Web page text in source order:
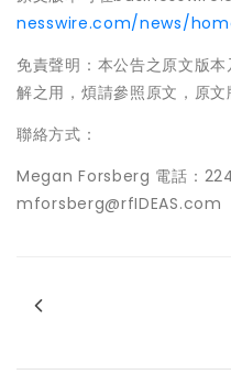
nesswire.com/news/
免責聲明：本公告之原文版
解之用，煩請參照原文，原文
聯絡方式：
Megan Forsberg 電話：
mforsberg@rfIDEAS.com